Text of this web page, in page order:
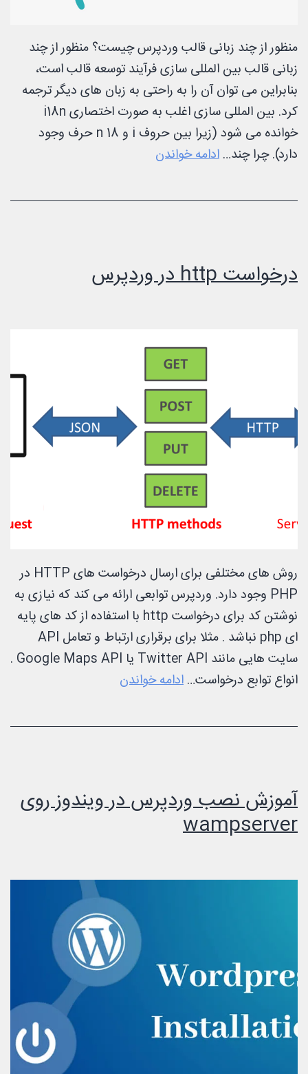
منظور از چند زبانی قالب وردپرس چیست؟ منظور از چند
زبانی قالب بین المللی سازی فرآیند توسعه قالب است،
بنابراین می توان آن را به راحتی به زبان های دیگر ترجمه
کرد. بین المللی سازی اغلب به صورت اختصاری i18n
خوانده می شود (زیرا بین حروف i و n 18 حرف وجود
دارد). چرا چند… ادامه خواندن
قالب
درخواست http در وردپرس
روش های مختلفی برای ارسال درخواست های HTTP در
PHP وجود دارد. وردپرس توابعی ارائه می کند که نیازی به
نوشتن کد برای درخواست http با استفاده از کد های پایه
ای php نباشد . مثلا برای برقراری ارتباط و تعامل API
سایت هایی مانند Twitter API یا Google Maps API .
انواع توابع درخواست… ادامه خواندن
در
آموزش نصب وردپرس در ویندوز روی
wampserver